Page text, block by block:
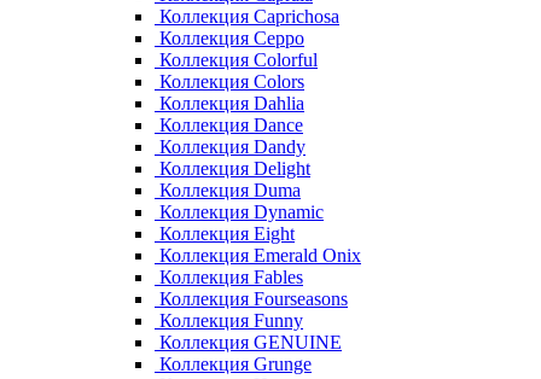
Коллекция Caprichosa
Коллекция Ceppo
Коллекция Colorful
Коллекция Colors
Коллекция Dahlia
Коллекция Dance
Коллекция Dandy
Коллекция Delight
Коллекция Duma
Коллекция Dynamic
Коллекция Eight
Коллекция Emerald Onix
Коллекция Fables
Коллекция Fourseasons
Коллекция Funny
Коллекция GENUINE
Коллекция Grunge